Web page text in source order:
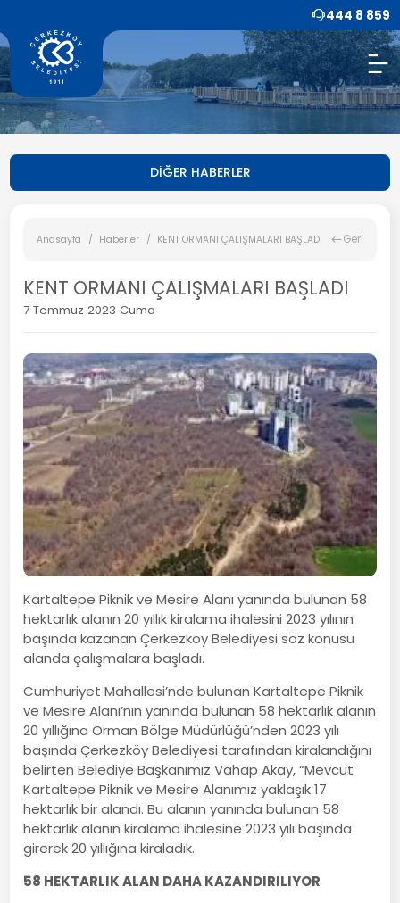
444 8 859
DİĞER HABERLER
Anasayfa Haberler KENT ORMANI ÇALIŞMALARI BAŞLADI Geri
KENT ORMANI ÇALIŞMALARI BAŞLADI
7 Temmuz 2023 Cuma
Kartaltepe Piknik ve Mesire Alanı yanında bulunan 58
hektarlık alanın 20 yıllık kiralama ihalesini 2023 yılının
başında kazanan Çerkezköy Belediyesi söz konusu
alanda çalışmalara başladı.
Cumhuriyet Mahallesi’nde bulunan Kartaltepe Piknik
ve Mesire Alanı’nın yanında bulunan 58 hektarlık alanın
20 yıllığına Orman Bölge Müdürlüğü’nden 2023 yılı
başında Çerkezköy Belediyesi tarafından kiralandığını
belirten Belediye Başkanımız Vahap Akay, “Mevcut
Kartaltepe Piknik ve Mesire Alanımız yaklaşık 17
hektarlık bir alandı. Bu alanın yanında bulunan 58
hektarlık alanın kiralama ihalesine 2023 yılı başında
girerek 20 yıllığına kiraladık.
58 HEKTARLIK ALAN DAHA KAZANDIRILIYOR